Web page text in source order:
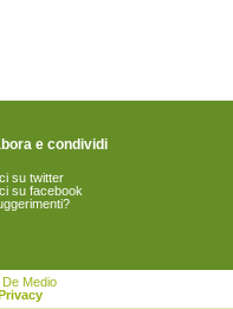
e condividi
su twitter
su facebook
Medio